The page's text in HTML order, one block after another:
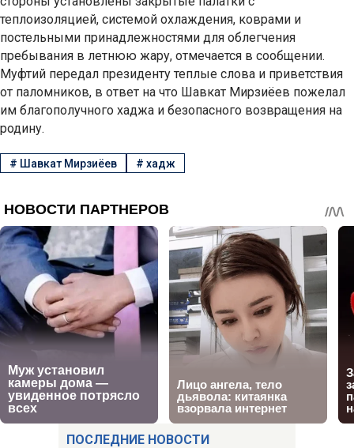
ПОСЛЕДНИЕ НОВОСТИ
теплоизоляцией, системой охлаждения, коврами и
постельными принадлежностями для облегчения
пребывания в летнюю жару, отмечается в сообщении.
Муфтий передал президенту теплые слова и приветствия
от паломников, в ответ на что Шавкат Мирзиёев пожелал
им благополучного хаджа и безопасного возвращения на
родину.
# Шавкат Мирзиёев # хадж